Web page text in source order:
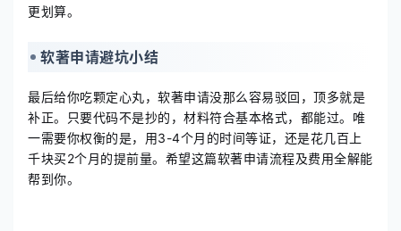
更划算。
软著申请避坑小结
最后给你吃颗定心丸，软著申请没那么容易驳回，顶多就是
补正。只要代码不是抄的，材料符合基本格式，都能过。唯
一需要你权衡的是，用3-4个月的时间等证，还是花几百上
千块买2个月的提前量。希望这篇软著申请流程及费用全解能
帮到你。